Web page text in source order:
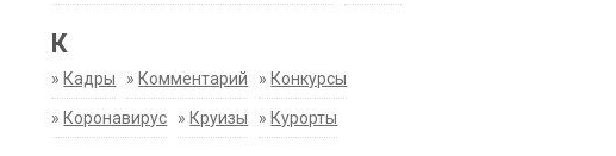
К
» Кадры » Комментарий » Конкурсы
» Коронавирус » Круизы » Курорты